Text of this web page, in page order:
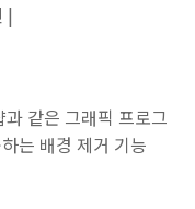
|
같은 그래픽 프로그
는 배경 제거 기능